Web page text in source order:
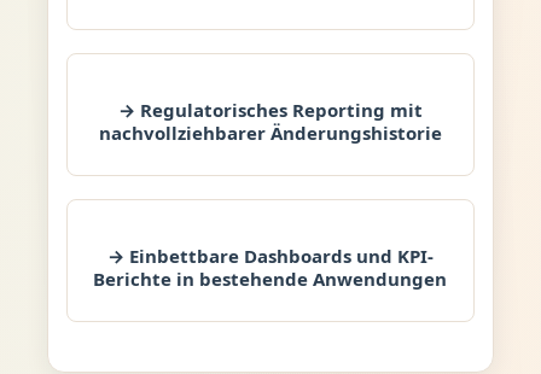
→ Regulatorisches Reporting mit
nachvollziehbarer Änderungshistorie
→ Einbettbare Dashboards und KPI-
Berichte in bestehende Anwendungen